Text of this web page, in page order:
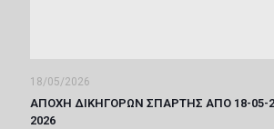
18/05/2026
ΑΠΟΧΗ ΔΙΚΗΓΟΡΩΝ ΣΠΑΡΤΗΣ ΑΠΟ 18-05-
2026